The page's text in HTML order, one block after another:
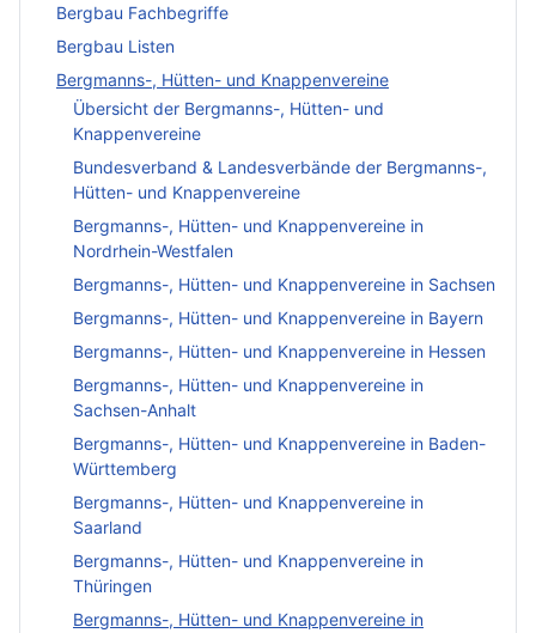
Bergbau Fachbegriffe
Bergbau Listen
Bergmanns-, Hütten- und Knappenvereine
Übersicht der Bergmanns-, Hütten- und
Knappenvereine
Bundesverband & Landesverbände der Bergmanns-,
Hütten- und Knappenvereine
Bergmanns-, Hütten- und Knappenvereine in
Nordrhein-Westfalen
Bergmanns-, Hütten- und Knappenvereine in Sachsen
Bergmanns-, Hütten- und Knappenvereine in Bayern
Bergmanns-, Hütten- und Knappenvereine in Hessen
Bergmanns-, Hütten- und Knappenvereine in
Sachsen-Anhalt
Bergmanns-, Hütten- und Knappenvereine in Baden-
Württemberg
Bergmanns-, Hütten- und Knappenvereine in
Saarland
Bergmanns-, Hütten- und Knappenvereine in
Thüringen
Bergmanns-, Hütten- und Knappenvereine in